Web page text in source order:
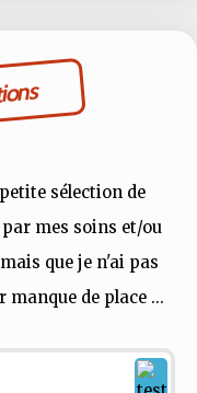
sélection de
mes soins et/ou
que je n'ai pas
de place ...